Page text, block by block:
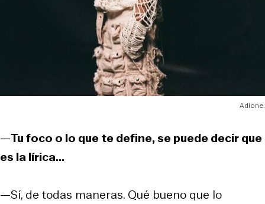
Adione.
—Tu foco o lo que te define, se puede decir que
es la lírica...
—Sí, de todas maneras. Qué bueno que lo